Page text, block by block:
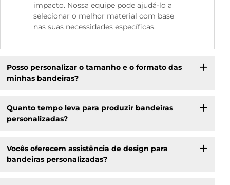
impacto. Nossa equipe pode ajudá-lo a
selecionar o melhor material com base
nas suas necessidades específicas.
Posso personalizar o tamanho e o formato das
minhas bandeiras?
Quanto tempo leva para produzir bandeiras
personalizadas?
Vocês oferecem assistência de design para
bandeiras personalizadas?